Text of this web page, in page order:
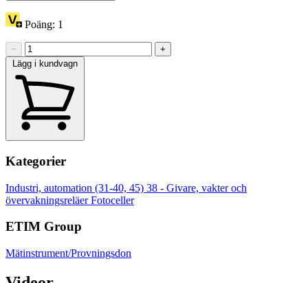
Poäng: 1
−
+
Lägg i kundvagn
Kategorier
Industri, automation (31-40, 45) 38 - Givare, vakter och
övervakningsreläerFotoceller
ETIM Group
Mätinstrument/Provningsdon